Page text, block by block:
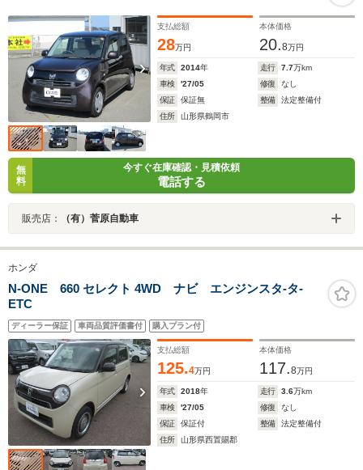
支払総額
28万円
本体価格
20.8万円
年式 2014年 走行 7.7万km
車検
'27/05 修復
なし
保証
保証無 整備
法定整備付
住所
山形県鶴岡市
無
料
今すぐ在庫確認・見積依頼
電話する
販売店： （有）菅原自動車
ホンダ
N-ONE 660 セレクト 4WD ナビ エンジンスタ-タ-
ETC
ディーラー保証 車両品質評価書付 購入プラン付
支払総額
125.4万円
本体価格
117.8万円
年式 2018年 走行 3.6万km
車検
'27/05 修復
なし
保証
保証付 整備
法定整備付
住所
山形県西置賜郡